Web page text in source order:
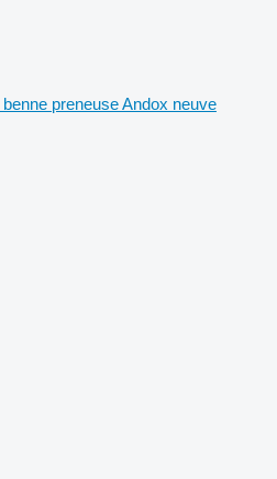
benne preneuse Andox neuve